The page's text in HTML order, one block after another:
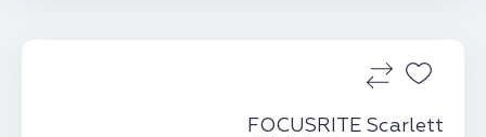
FOCUSRITE Scarlett